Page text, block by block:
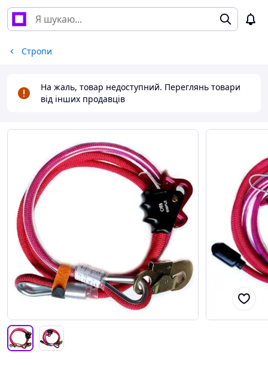
Стропи
На жаль, товар недоступний. Переглянь товари
від інших продавців